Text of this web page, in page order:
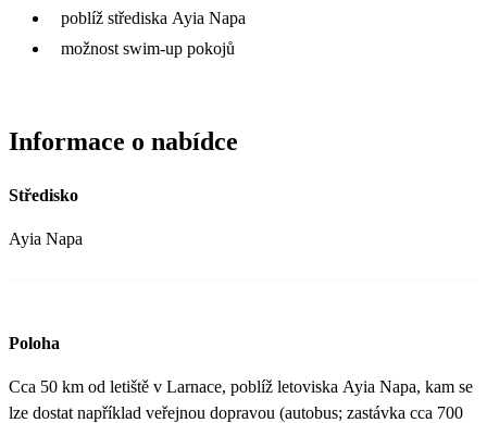
poblíž střediska Ayia Napa
možnost swim-up pokojů
Informace o nabídce
Středisko
Ayia Napa
Poloha
Cca 50 km od letiště v Larnace, poblíž letoviska Ayia Napa, kam se
lze dostat například veřejnou dopravou (autobus; zastávka cca 700